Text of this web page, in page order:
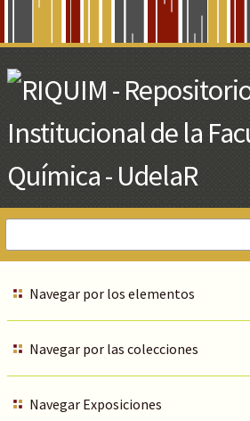
Main
Content
Navegar por los elementos
Navegar por las colecciones
Navegar Exposiciones